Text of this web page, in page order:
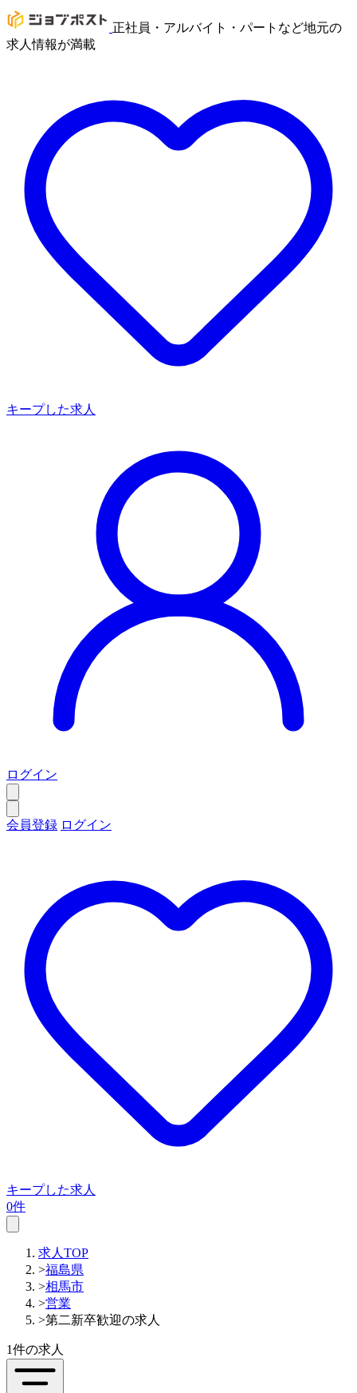
正社員・アルバイト・パートなど地元の
求人情報が満載
キープした求人
ログイン
会員登録 ログイン
キープした求人
0件
求人TOP
>福島県
>相馬市
>営業
>第二新卒歓迎の求人
1件の求人